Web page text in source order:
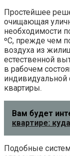
Простейшее
очищающая
необходимости
ºС, прежде чем
воздуха из
естественной
в рабочем
квартиры.
Вам будет
квартире:
Подобные